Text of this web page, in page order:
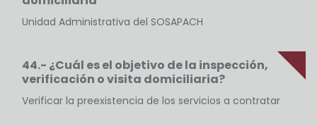
Unidad Administrativa del SOSAPACH
44.- ¿Cuál es el objetivo de la inspección,
verificación o visita domiciliaria?
Verificar la preexistencia de los servicios a contratar